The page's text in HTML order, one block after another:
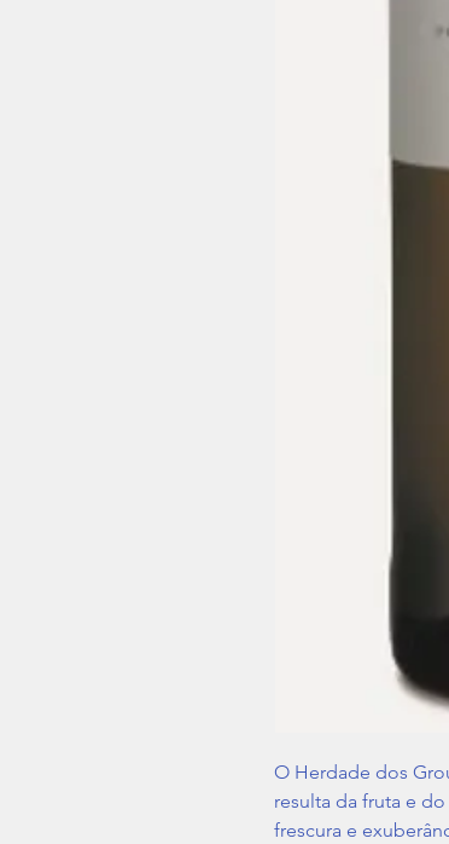
O Herdade dos
resulta da fruta e
frescura e